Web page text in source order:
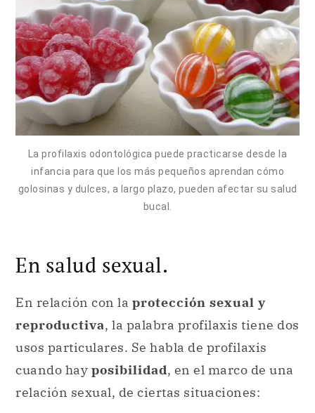
La profilaxis odontológica puede practicarse desde la
infancia para que los más pequeños aprendan cómo
golosinas y dulces, a largo plazo, pueden afectar su salud
bucal.
En salud sexual.
En relación con la protección sexual y
reproductiva, la palabra profilaxis tiene dos
usos particulares. Se habla de profilaxis
cuando hay posibilidad, en el marco de una
relación sexual, de ciertas situaciones: